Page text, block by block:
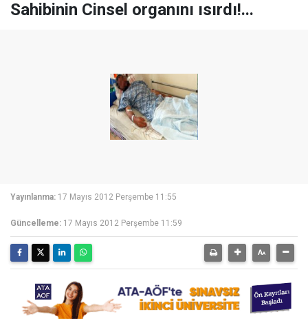
Sahibinin Cinsel organını ısırdı!...
Yayınlanma: 17 Mayıs 2012 Perşembe 11:55
Güncelleme: 17 Mayıs 2012 Perşembe 11:59